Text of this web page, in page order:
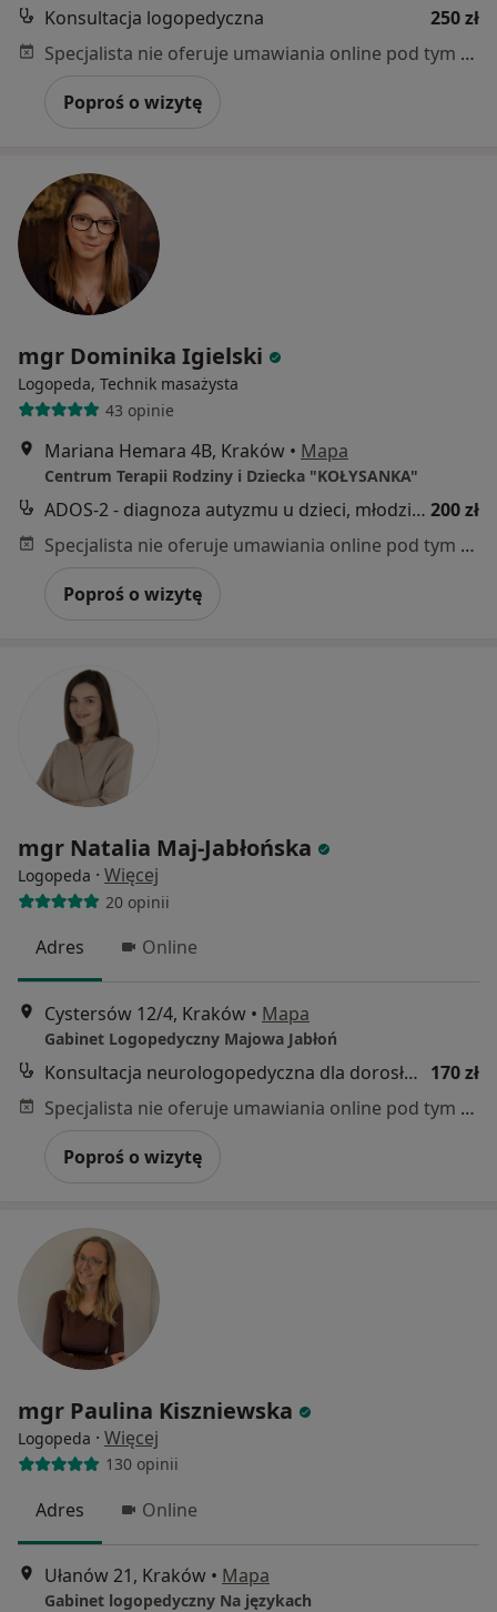
Konsultacja logopedyczna
250 zł
Specjalista nie oferuje umawiania online pod tym adresem.
Poproś o wizytę
mgr Dominika Igielski
Logopeda, Technik masażysta
43 opinie
Mariana Hemara 4B, Kraków • Mapa
Centrum Terapii Rodziny i Dziecka "KOŁYSANKA"
ADOS-2 - diagnoza autyzmu u dzieci, młodzieży i dorosłych 200 zł
Specjalista nie oferuje umawiania online pod tym adresem.
Poproś o wizytę
mgr Natalia Maj-Jabłońska
Logopeda · Więcej
20 opinii
Adres Online
Cystersów 12/4, Kraków • Mapa
Gabinet Logopedyczny Majowa Jabłoń
Konsultacja neurologopedyczna dla dorosłych 170 zł
Specjalista nie oferuje umawiania online pod tym adresem.
Poproś o wizytę
mgr Paulina Kiszniewska
Logopeda · Więcej
130 opinii
Adres Online
Ułanów 21, Kraków • Mapa
Gabinet logopedyczny Na językach